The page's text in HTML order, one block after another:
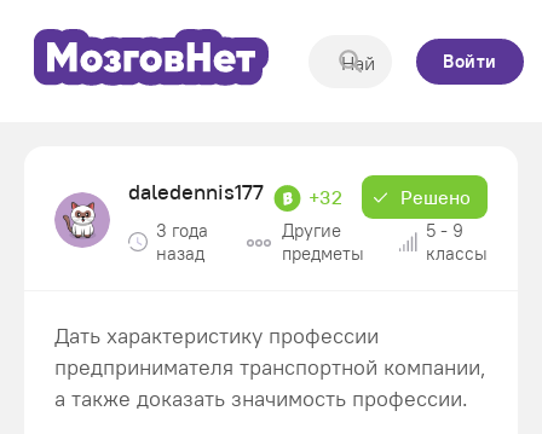
Войти
daledennis177 +32 Решено
3 года
назад
Другие
предметы
5 - 9
классы
Дать характеристику профессии
предпринимателя транспортной компании,
а также доказать значимость профессии.